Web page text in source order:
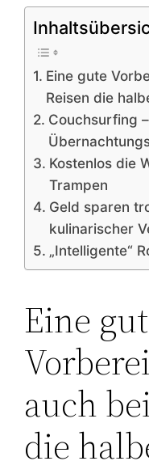
Eine gute
Reisen die
Couchsurfing
Kostenlos die
Trampen
Geld sparen
kulinarischer
„Intelligente“
Eine
auch
die